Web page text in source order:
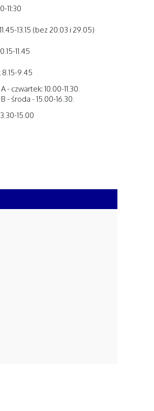
11:30
13.15 (bez 20.03 i 29.05)
11.45
9.45
- czwartek: 10.00-11.30.
- środa - 15.00-16.30.
15.00